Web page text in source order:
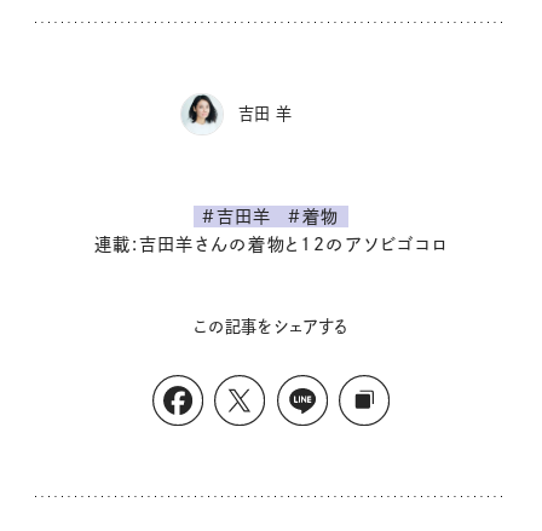
吉田 羊
#吉田羊
#着物
連載:吉田羊さんの着物と12のアソビゴコロ
この記事をシェアする